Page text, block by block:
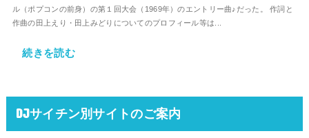
ル（ポプコンの前身）の第１回大会（1969年）のエントリー曲♪だった。 作詞と
作曲の田上えり・田上みどりについてのプロフィール等は...
続きを読む
DJサイチン別サイトのご案内